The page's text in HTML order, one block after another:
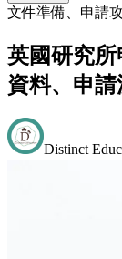
文件準備 申請
英國研究
資料、申請
Distinct